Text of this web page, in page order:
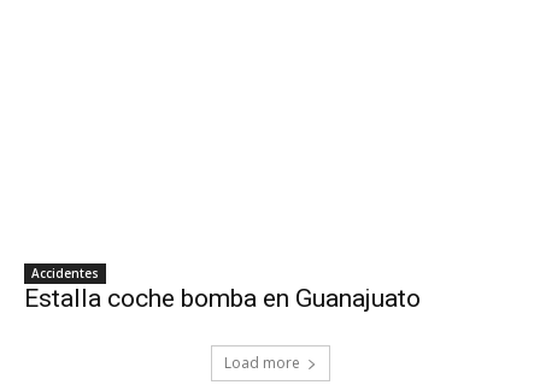
Accidentes
Estalla coche bomba en Guanajuato
Load more